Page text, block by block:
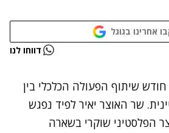
אחרינו בגוגל
נתקלנו בבעיה דווחו לנו
שיתוף הפעולה הכלכלי בין
שר האוצר יאיר לפיד נפגש
הפלסטיני שוקרי בשארה